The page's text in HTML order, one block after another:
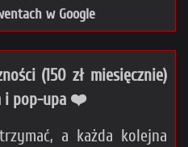
w Google
(150 zł miesięcznie)
i pop-upa ❤️
a każda kolejna